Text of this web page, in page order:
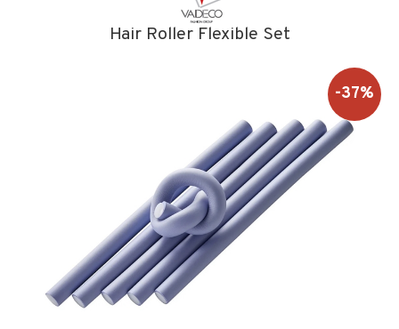
Hair Roller Flexible Set
-37%